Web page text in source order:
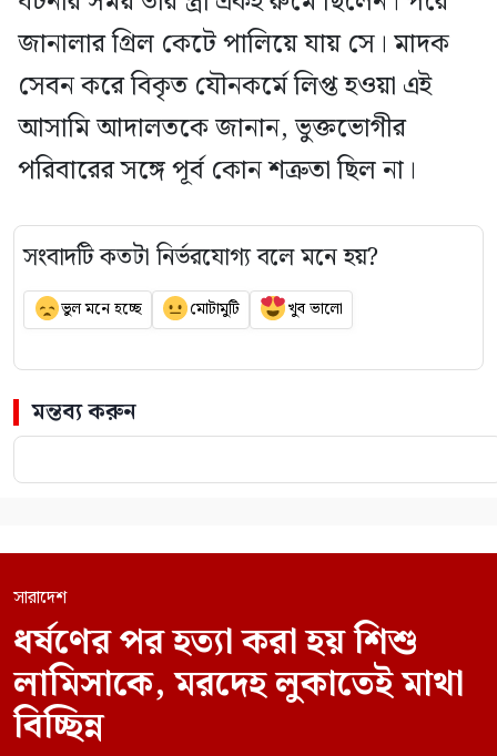
জানালার গ্রিল কেটে পালিয়ে যায় সে। মাদক
সেবন করে বিকৃত যৌনকর্মে লিপ্ত হওয়া এই
আসামি আদালতকে জানান, ভুক্তভোগীর
পরিবারের সঙ্গে পূর্ব কোন শত্রুতা ছিল না।
সংবাদটি কতটা নির্ভরযোগ্য বলে মনে হয়?
ভুল মনে হচ্ছে মোটামুটি খুব ভালো
মন্তব্য করুন
সারাদেশ
ধর্ষণের পর হত্যা করা হয় শিশু
লামিসাকে, মরদেহ লুকাতেই মাথা
বিচ্ছিন্ন